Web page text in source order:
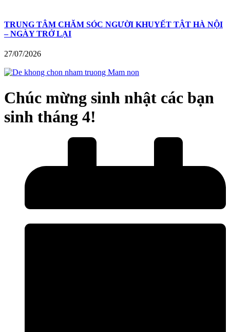
TRUNG TÂM CHĂM SÓC NGƯỜI KHUYẾT TẬT HÀ NỘI
– NGÀY TRỞ LẠI
27/07/2026
Chúc mừng sinh nhật các bạn
sinh tháng 4!